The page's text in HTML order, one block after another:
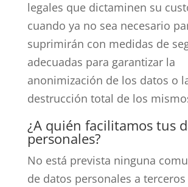
legales que dictaminen su
cuando ya no sea necesario
suprimirán con medidas de
adecuadas para garantizar la
anonimización de los datos o
destrucción total de los
¿A quién facilitamos tus
personales?
No está prevista ninguna
de datos personales a terceros